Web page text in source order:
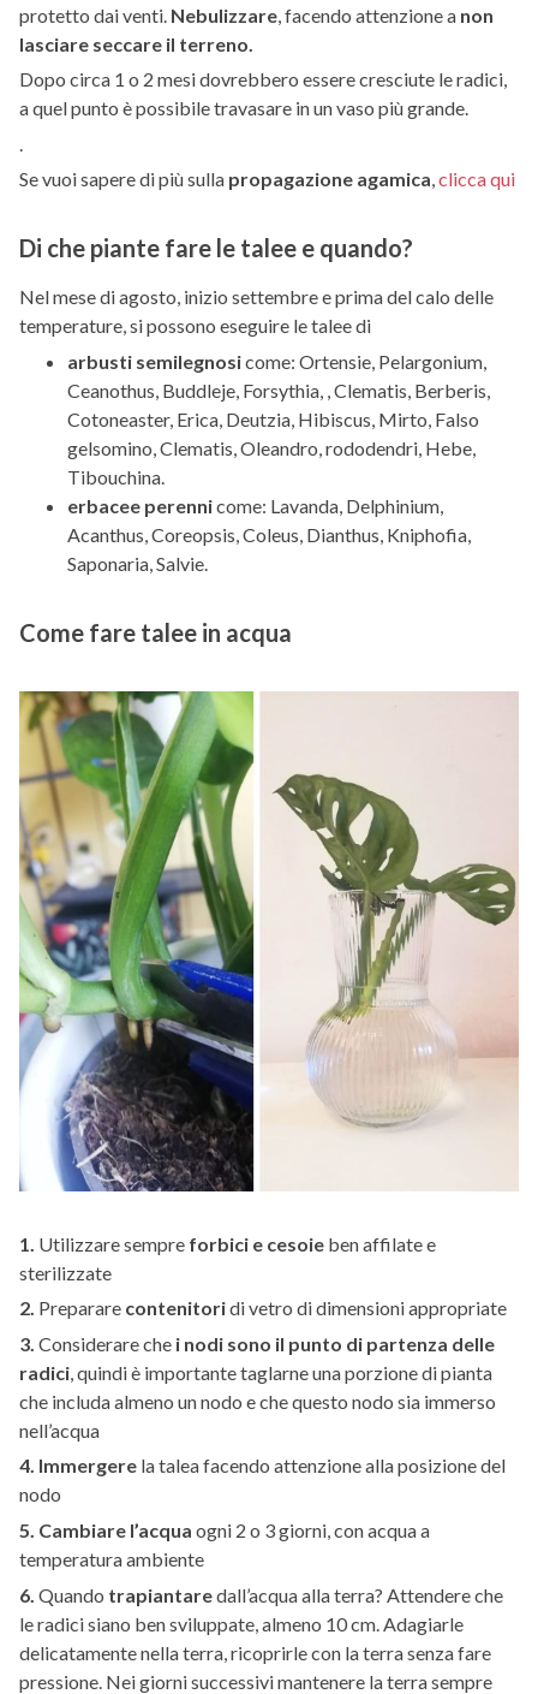
protetto dai venti. Nebulizzare , facendo attenzione a non
lasciare seccare il terreno.
Dopo circa 1 o 2 mesi dovrebbero essere cresciute le radici,
a quel punto è possibile travasare in un vaso più grande.
.
Se vuoi sapere di più sulla propagazione agamica,clicca qui
Di che piante fare le talee e quando?
Nel mese di agosto, inizio settembre e prima del calo delle
temperature, si possono eseguire le talee di
arbusti semilegnosicome: Ortensie, Pelargonium,
Ceanothus, Buddleje, Forsythia, , Clematis, Berberis,
Cotoneaster, Erica, Deutzia, Hibiscus, Mirto, Falso
gelsomino, Clematis, Oleandro, rododendri, Hebe,
Tibouchina.
erbacee perennicome: Lavanda, Delphinium,
Acanthus, Coreopsis, Coleus, Dianthus, Kniphofia,
Saponaria, Salvie.
Come fare talee in acqua
1. Utilizzare sempre forbici e cesoie ben affilate e
sterilizzate
2. Preparare contenitoridi vetro di dimensioni appropriate
3. Considerare che i nodi sono il punto di partenza delle
radici , quindi è importante taglarne una porzione di pianta
che includa almeno un nodo e che questo nodo sia immerso
nell’acqua
4. Immergere la talea facendo attenzione alla posizione del
nodo
5. Cambiare l’acqua ogni 2 o 3 giorni, con acqua a
temperatura ambiente
6. Quando trapiantaredall’acqua alla terra? Attendere che
le radici siano ben sviluppate, almeno 10 cm. Adagiarle
delicatamente nella terra, ricoprirle con la terra senza fare
pressione. Nei giorni successivi mantenere la terra sempre